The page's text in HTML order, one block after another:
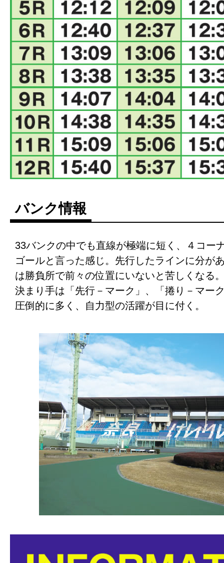
バンク情報
33バンクの中でも直線が極端に短く、４コー
ゴールと言った感じ。先行したラインに分が
は勝負所で前々の位置にいないと苦しくなる
決まり手は「先行－マーク」、「捲り－マー
圧倒的に多く、自力型の活躍が目に付く。